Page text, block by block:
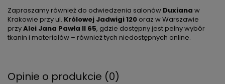
Zapraszamy również do odwiedzenia salonów Duxiana w
Krakowie przy ul. Królowej Jadwigi 120 oraz w Warszawie
przyAlei Jana Pawła II 65, gdzie dostępny jest pełny wybór
tkanin i materiałów – również tych niedostępnych online.
Opinie o produkcie (0)